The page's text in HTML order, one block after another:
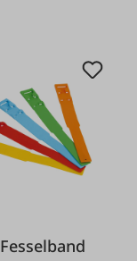
KERBL Fesselband